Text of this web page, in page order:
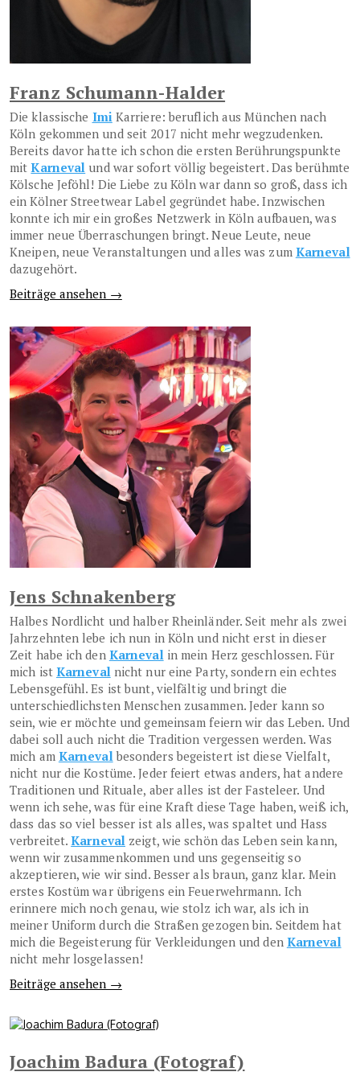
Franz Schumann-Halder
Die klassische Imi Karriere: beruflich aus München nach
Köln gekommen und seit 2017 nicht mehr wegzudenken.
Bereits davor hatte ich schon die ersten Berührungspunkte
mitKarneval und war sofort völlig begeistert. Das berühmte
Kölsche Jeföhl! Die Liebe zu Köln war dann so groß, dass ich
ein Kölner Streetwear Label gegründet habe. Inzwischen
konnte ich mir ein großes Netzwerk in Köln aufbauen, was
immer neue Überraschungen bringt. Neue Leute, neue
Kneipen, neue Veranstaltungen und alles was zum Karneval
dazugehört.
Beiträge ansehen →
Jens Schnakenberg
Halbes Nordlicht und halber Rheinländer. Seit mehr als zwei
Jahrzehnten lebe ich nun in Köln und nicht erst in dieser
Zeit habe ich den Karneval in mein Herz geschlossen. Für
mich ist Karneval nicht nur eine Party, sondern ein echtes
Lebensgefühl. Es ist bunt, vielfältig und bringt die
unterschiedlichsten Menschen zusammen. Jeder kann so
sein, wie er möchte und gemeinsam feiern wir das Leben. Und
dabei soll auch nicht die Tradition vergessen werden. Was
mich am Karneval besonders begeistert ist diese Vielfalt,
nicht nur die Kostüme. Jeder feiert etwas anders, hat andere
Traditionen und Rituale, aber alles ist der Fasteleer. Und
wenn ich sehe, was für eine Kraft diese Tage haben, weiß ich,
dass das so viel besser ist als alles, was spaltet und Hass
verbreitet.Karneval zeigt, wie schön das Leben sein kann,
wenn wir zusammenkommen und uns gegenseitig so
akzeptieren, wie wir sind. Besser als braun, ganz klar. Mein
erstes Kostüm war übrigens ein Feuerwehrmann. Ich
erinnere mich noch genau, wie stolz ich war, als ich in
meiner Uniform durch die Straßen gezogen bin. Seitdem hat
mich die Begeisterung für Verkleidungen und den Karneval
nicht mehr losgelassen!
Beiträge ansehen →
Joachim Badura (Fotograf)